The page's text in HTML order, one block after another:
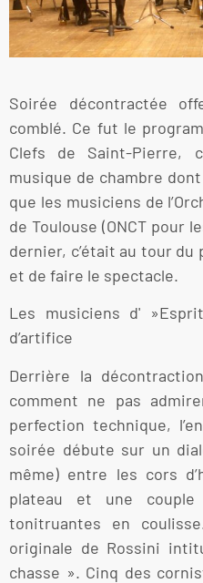
Soirée décontractée
comblé. Ce fut le
Clefs de Saint-Pierre,
musique de chambre
que les musiciens de
de Toulouse (ONCT pour
dernier, c’était au tour du
et de faire le spectacle.
Les musiciens d'
d’artifice
Derrière la
comment ne pas
perfection technique,
soirée débute sur un
même) entre les cors
plateau et une
tonitruantes en
originale de Rossini
chasse ». Cinq des